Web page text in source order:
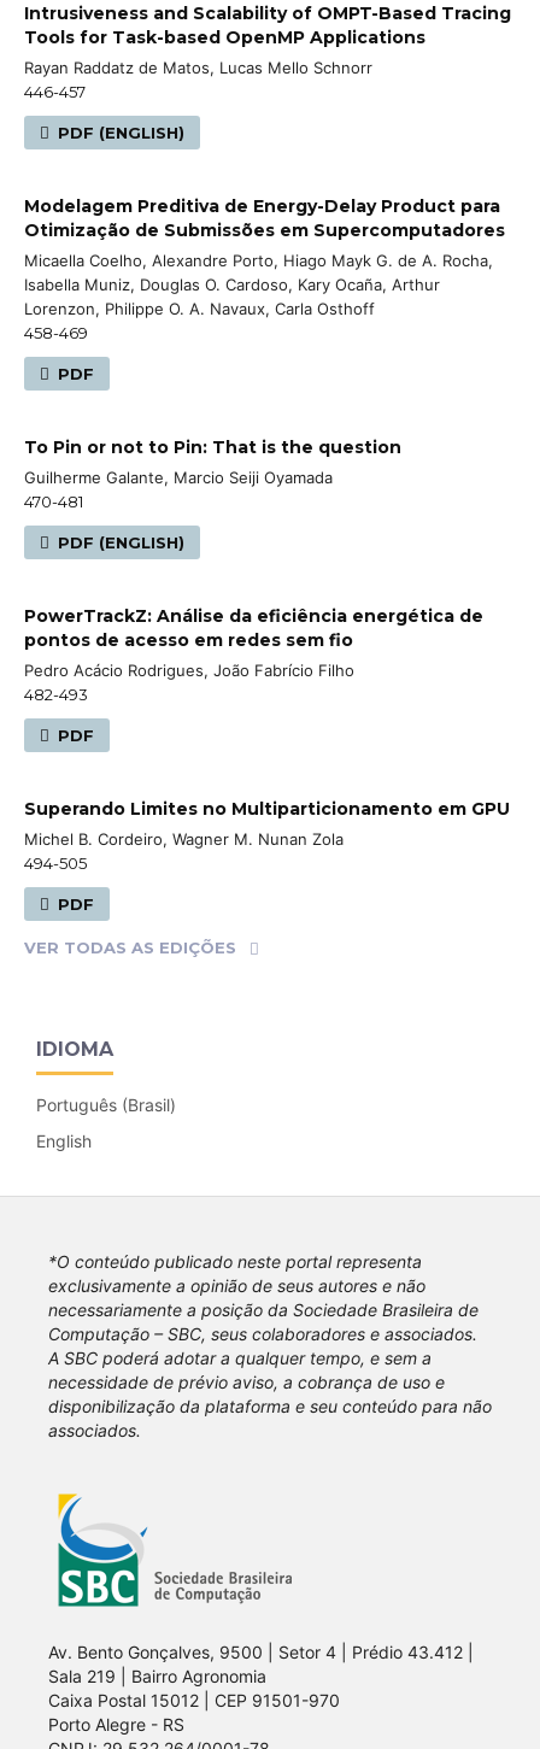
Intrusiveness and Scalability of OMPT-Based Tracing
Tools for Task-based OpenMP Applications
Rayan Raddatz de Matos, Lucas Mello Schnorr
446-457
PDF (ENGLISH)
Modelagem Preditiva de Energy-Delay Product para
Otimização de Submissões em Supercomputadores
Micaella Coelho, Alexandre Porto, Hiago Mayk G. de A. Rocha,
Isabella Muniz, Douglas O. Cardoso, Kary Ocaña, Arthur
Lorenzon, Philippe O. A. Navaux, Carla Osthoff
458-469
PDF
To Pin or not to Pin: That is the question
Guilherme Galante, Marcio Seiji Oyamada
470-481
PDF (ENGLISH)
PowerTrackZ: Análise da eficiência energética de
pontos de acesso em redes sem fio
Pedro Acácio Rodrigues, João Fabrício Filho
482-493
PDF
Superando Limites no Multiparticionamento em GPU
Michel B. Cordeiro, Wagner M. Nunan Zola
494-505
PDF
VER TODAS AS EDIÇÕES
IDIOMA
Português (Brasil)
English
*O conteúdo publicado neste portal representa
exclusivamente a opinião de seus autores e não
necessariamente a posição da Sociedade Brasileira de
Computação – SBC, seus colaboradores e associados.
A SBC poderá adotar a qualquer tempo, e sem a
necessidade de prévio aviso, a cobrança de uso e
disponibilização da plataforma e seu conteúdo para não
associados.
Av. Bento Gonçalves, 9500 | Setor 4 | Prédio 43.412 |
Sala 219 | Bairro Agronomia
Caixa Postal 15012 | CEP 91501-970
Porto Alegre - RS